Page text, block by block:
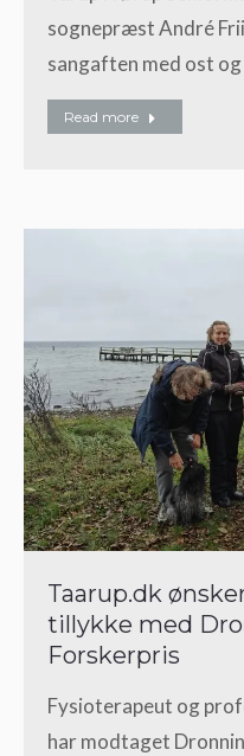
sognepræst André
sangaften med ost
Read more
Taarup.dk
tillykke med
Forskerpris
Fysioterapeut og
har modtaget